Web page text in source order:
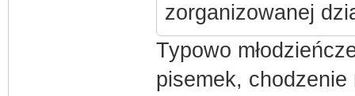
zorganizowanej
Typowo
pisemek,